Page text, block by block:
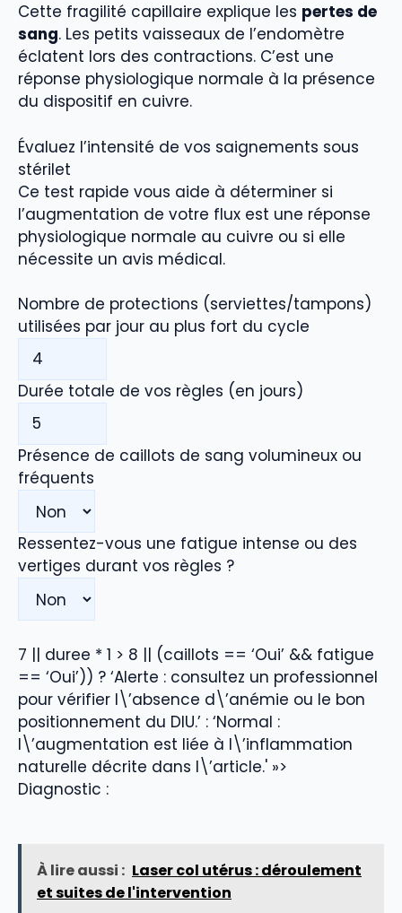
Cette fragilité capillaire explique les pertes de
sang. Les petits vaisseaux de l’endomètre
éclatent lors des contractions. C’est une
réponse physiologique normale à la présence
du dispositif en cuivre.
Évaluez l’intensité de vos saignements sous
stérilet
Ce test rapide vous aide à déterminer si
l’augmentation de votre flux est une réponse
physiologique normale au cuivre ou si elle
nécessite un avis médical.
Nombre de protections (serviettes/tampons)
utilisées par jour au plus fort du cycle
Durée totale de vos règles (en jours)
Présence de caillots de sang volumineux ou
fréquents
Ressentez-vous une fatigue intense ou des
vertiges durant vos règles ?
7 || duree * 1 > 8 || (caillots == ‘Oui’ && fatigue
== ‘Oui’)) ? ‘Alerte : consultez un professionnel
pour vérifier l\’absence d\’anémie ou le bon
positionnement du DIU.’ : ‘Normal :
l\’augmentation est liée à l\’inflammation
naturelle décrite dans l\’article.' »>
Diagnostic :
À lire aussi : Laser col utérus : déroulement
et suites de l'intervention